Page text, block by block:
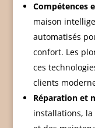
Compétences
maison
automatisés
confort. Les
ces
clients
Réparation et
installations,